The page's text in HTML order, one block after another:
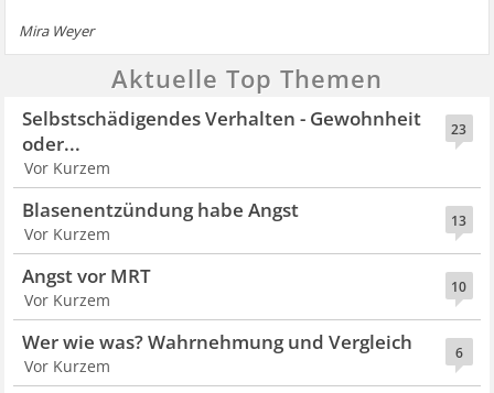
Mira Weyer
Aktuelle Top Themen
23
Selbstschädigendes Verhalten - Gewohnheit
oder...
Vor Kurzem
13
Blasenentzündung habe Angst
Vor Kurzem
10
Angst vor MRT
Vor Kurzem
6
Wer wie was? Wahrnehmung und Vergleich
Vor Kurzem